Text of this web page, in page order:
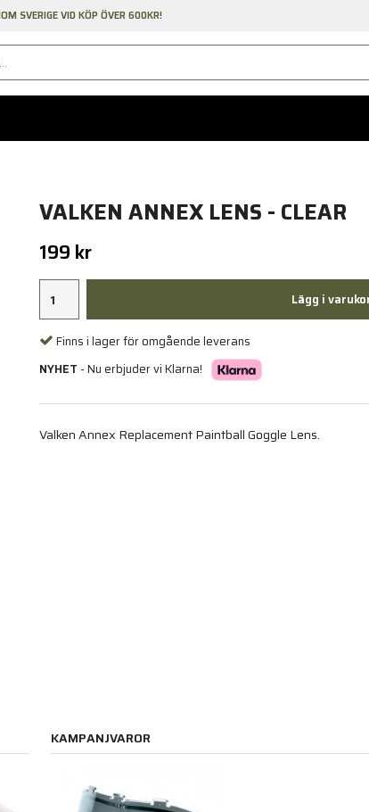
SVERIGE VID KÖP ÖVER 600KR!
VALKEN ANNEX LENS - CLEAR
199 kr
Lägg i
Finns i lager för omgående leverans
NYHET - Nu erbjuder vi Klarna!
Valken Annex Replacement Paintball Goggle Lens.
KAMPANJVAROR